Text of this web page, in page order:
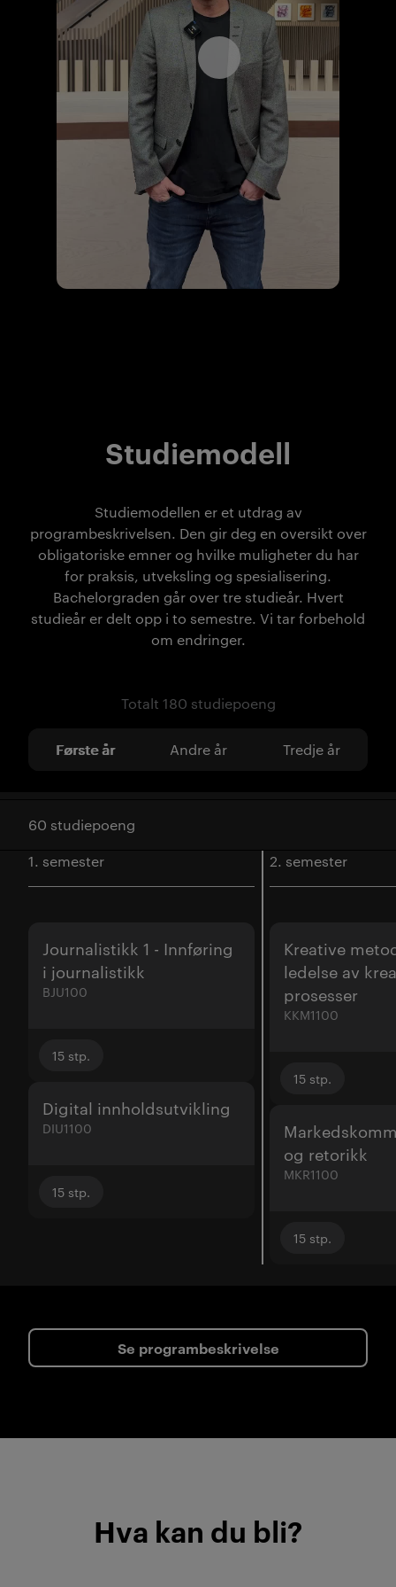
Åpne videospilleren
Studiemodell
Studiemodellen er et utdrag av
programbeskrivelsen. Den gir deg en oversikt over
obligatoriske emner og hvilke muligheter du har
for praksis, utveksling og spesialisering.
Bachelorgraden går over tre studieår. Hvert
studieår er delt opp i to semestre. Vi tar forbehold
om endringer.
Første år Andre år Tredje år
Totalt 180 studiepoeng
60 studiepoeng
1. semester
2. semester
Journalistikk 1 - Innføring
i journalistikk
BJU100
15 stp.
Digital innholdsutvikling
DIU1100
15 stp.
Kreative
ledelse av
prosesser
KKM1100
15 stp.
og retorikk
MKR1100
15 stp.
Se programbeskrivelse
Hva kan du bli?